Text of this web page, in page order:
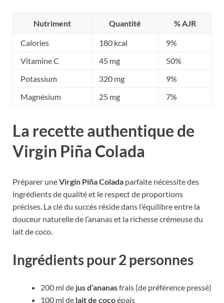
Nutriment Quantité % AJR
Calories 180 kcal
9%
Vitamine C
45 mg
50%
Potassium
320 mg
9%
Magnésium
25 mg 7%
La recette authentique de
Virgin Piña Colada
Préparer uneVirgin Piña Colada parfaite nécessite des
ingrédients de qualité et le respect de proportions
précises. La clé du succès réside dans l’équilibre entre la
douceur naturelle de l’ananas et la richesse crémeuse du
lait de coco.
Ingrédients pour 2 personnes
200 ml de jus d’ananasfrais (de préférence pressé)
100 ml de lait de cocoépais